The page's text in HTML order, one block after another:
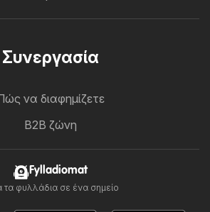
Συνεργασία
να διαφημίζετε
B2B ζώνη
Fylladiomat
φυλλάδια σε ένα σημείο